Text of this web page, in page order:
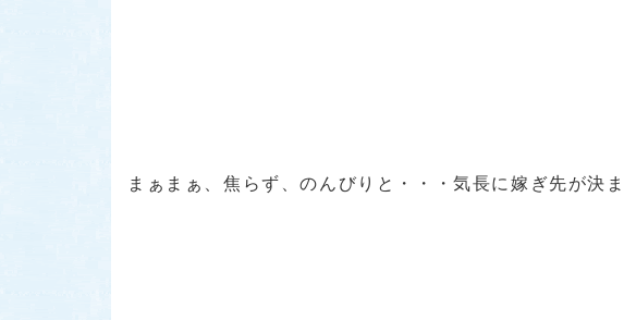
まぁまぁ、焦らず、のんびりと・・・気長に嫁ぎ先が決